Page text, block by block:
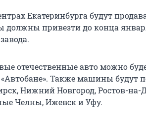
Екатеринбурга будут
привезти до конца
отечественные авто можно
Также машины будут
Нижний Новгород, Ростов-на-
Челны, Ижевск и Уфу.